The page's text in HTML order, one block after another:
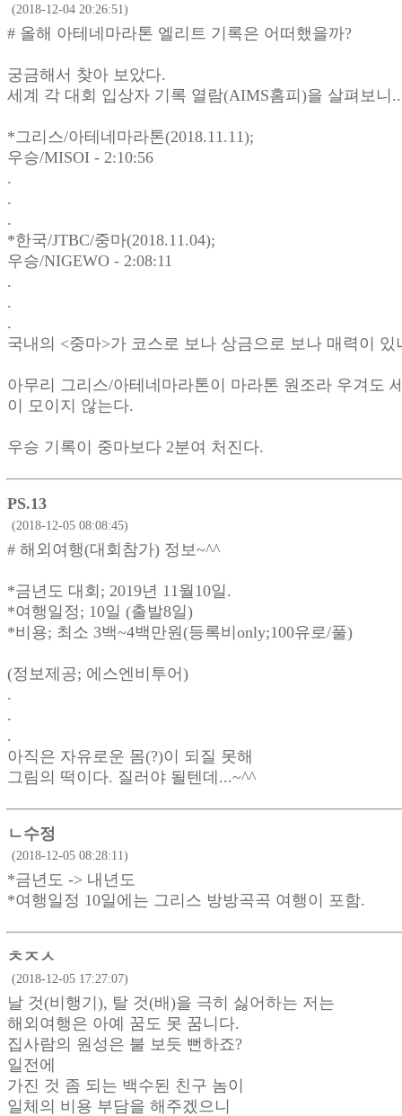
(2018-12-04 20:26:51)
# 올해 아테네마라톤 엘리트 기록은 어떠했을까?
궁금해서 찾아 보았다.
세계 각 대회 입상자 기록 열람(AIMS홈피)을 살펴보니
*그리스/아테네마라톤(2018.11.11);
우승/MISOI - 2:10:56
.
.
.
*한국/JTBC/중마(2018.11.04);
우승/NIGEWO - 2:08:11
.
.
.
국내의 <중마>가 코스로 보나 상금으로 보나 매력이 있
아무리 그리스/아테네마라톤이 마라톤 원조라 우겨도
이 모이지 않는다.
우승 기록이 중마보다 2분여 처진다.
PS.13
(2018-12-05 08:08:45)
# 해외여행(대회참가) 정보~^^
*금년도 대회; 2019년 11월10일.
*여행일정; 10일 (출발8일)
*비용; 최소 3백~4백만원(등록비only;100유로/풀)
(정보제공; 에스엔비투어)
.
.
.
아직은 자유로운 몸(?)이 되질 못해
그림의 떡이다. 질러야 될텐데...~^^
ㄴ수정
(2018-12-05 08:28:11)
*금년도 -> 내년도
*여행일정 10일에는 그리스 방방곡곡 여행이 포함.
ㅊㅈㅅ
(2018-12-05 17:27:07)
날 것(비행기), 탈 것(배)을 극히 싫어하는 저는
해외여행은 아예 꿈도 못 꿈니다.
집사람의 원성은 불 보듯 뻔하죠?
일전에
가진 것 좀 되는 백수된 친구 놈이
일체의 비용 부담을 해주겠으니